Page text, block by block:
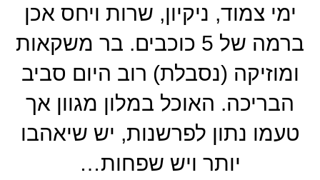
ימי צמוד, ניקיון, שרות ויחס אכן
ברמה של 5 כוכבים. בר משקאות
ומוזיקה (נסבלת) רוב היום סביב
הבריכה. האוכל במלון מגוון אך
טעמו נתון לפרשנות, יש שיאהבו
יותר ויש שפחות…